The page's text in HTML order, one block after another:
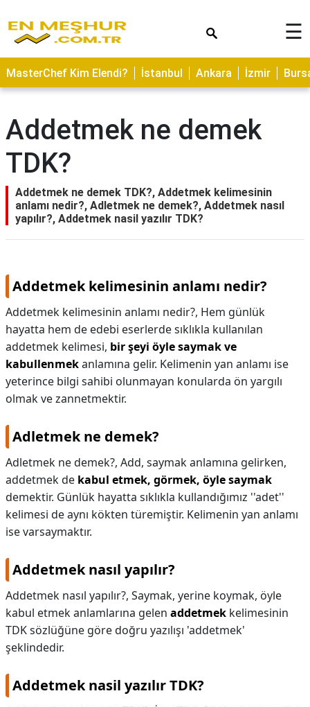
ASTROLOJİ
SAĞLIK
TARİFLERİ
GEZİLECEK
YERLER
CİLT
BAKIMI
NEDİR
ALANLARI
HAMİLELİK
KAPLICALAR
İLETİŞİM
☰
MasterChef Kim Elendi? İstanbul Ankara İzmir
Addetmek ne demek
TDK?
Addetmek ne demek TDK?, Addetmek kelimesinin
anlamı nedir?, Adletmek ne demek?, Addetmek nasıl
yapılır?, Addetmek nasil yazılır TDK?
Addetmek kelimesinin anlamı nedir?
Addetmek kelimesinin anlamı nedir?, Hem günlük
hayatta hem de edebi eserlerde sıklıkla kullanılan
addetmek kelimesi, bir şeyi öyle saymak ve
kabullenmekanlamına gelir. Kelimenin yan anlamı ise
yeterince bilgi sahibi olunmayan konularda ön yargılı
olmak ve zannetmektir.
Adletmek ne demek?
Adletmek ne demek?, Add, saymak anlamına gelirken,
addetmek de kabul etmek, görmek, öyle saymak
demektir. Günlük hayatta sıklıkla kullandığımız ''adet''
kelimesi de aynı kökten türemiştir. Kelimenin yan anlamı
ise varsaymaktır.
Addetmek nasıl yapılır?
Addetmek nasıl yapılır?, Saymak, yerine koymak, öyle
kabul etmek anlamlarına gelen addetmek kelimesinin
TDK sözlüğüne göre doğru yazılışı 'addetmek'
şeklindedir.
Addetmek nasil yazılır TDK?